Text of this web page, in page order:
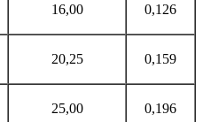
16,00 0,126
20,25 0,159
25,00 0,196